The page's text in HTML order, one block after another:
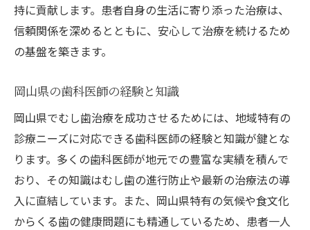
持に貢献します。患者自身の生活に寄り添った治療は、
信頼関係を深めるとともに、安心して治療を続けるため
の基盤を築きます。
岡山県の歯科医師の経験と知識
岡山県でむし歯治療を成功させるためには、地域特有の
診療ニーズに対応できる歯科医師の経験と知識が鍵とな
ります。多くの歯科医師が地元での豊富な実績を積んで
おり、その知識はむし歯の進行防止や最新の治療法の導
入に直結しています。また、岡山県特有の気候や食文化
からくる歯の健康問題にも精通しているため、患者一人